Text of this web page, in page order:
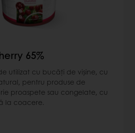
65%
utilizat cu bucăți de vișine, cu
pentru produse de
proaspete sau congelate, cu
la coacere.